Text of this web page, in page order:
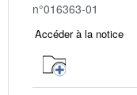
n°016363-01
Accéder à la notice